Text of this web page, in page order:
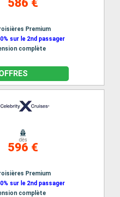
Premium
sur le 2nd passager
complète
dès
596 €
Premium
sur le 2nd passager
complète